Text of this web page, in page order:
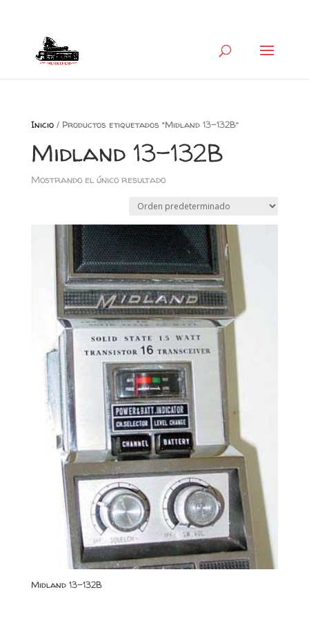
Inicio/ Productos etiquetados “Midland 13-132B”
Midland 13-132B
Mostrando el único resultado
Midland 13-132B